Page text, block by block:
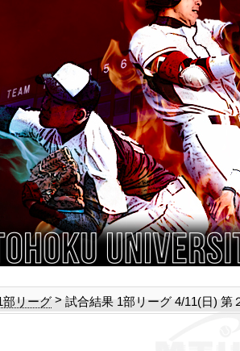
部リーグ> 試合結果 1部リーグ 4/11(日) 第